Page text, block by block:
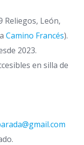
Reliegos, León,
Camino Francés).
2023.
en silla de